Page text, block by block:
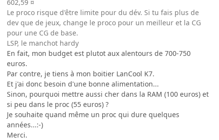
602,59 ¤
Le proco risque d'être limite pour du dév. Si tu fais plus de
dev que de jeux, change le proco pour un meilleur et la CG
pour une CG de base.
LSP, le manchot hardy
En fait, mon budget est plutot aux alentours de 700-750
euros.
Par contre, je tiens à mon boitier LanCool K7.
Et j'ai donc besoin d'une bonne alimentation...
Sinon, pourquoi mettre aussi cher dans la RAM (100 euros) et
si peu dans le proc (55 euros) ?
Je souhaite quand même un proc qui dure quelques
années...:-)
Merci.